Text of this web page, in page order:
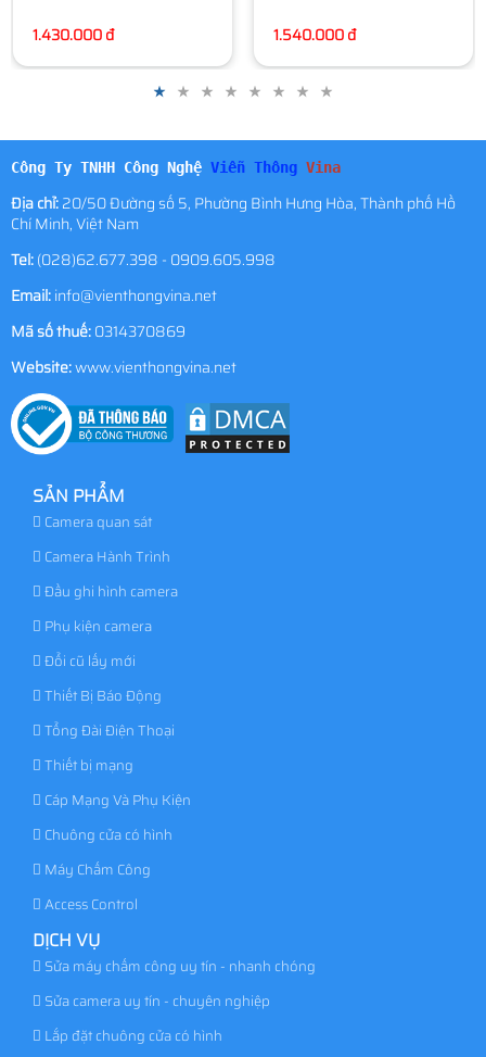
1.540.000 đ Liên hệ
Công Ty TNHH Công Nghệ Viễn Thông Vina
Địa chỉ:20/50 Đường số 5, Phường Bình Hưng Hòa, Thành phố Hồ
Chí Minh, Việt Nam
Tel:(028)62.677.398 - 0909.605.998
Email:info@vienthongvina.net
Mã số thuế:0314370869
Website:www.vienthongvina.net
SẢN PHẨM
Camera quan sát
Camera Hành Trình
Đầu ghi hình camera
Phụ kiện camera
Đổi cũ lấy mới
Thiết Bị Báo Động
Tổng Đài Điện Thoại
Thiết bị mạng
Cáp Mạng Và Phụ Kiện
Chuông cửa có hình
Máy Chấm Công
Access Control
DỊCH VỤ
Sửa máy chấm công uy tín - nhanh chóng
Sửa camera uy tín - chuyên nghiệp
Lắp đặt chuông cửa có hình